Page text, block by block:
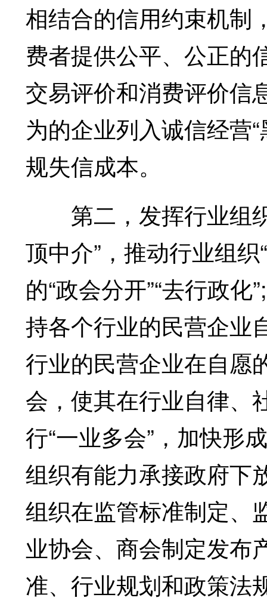
相结合的信用约束机制
费者提供公平、公正的
交易评价和消费评价信
为的企业列入诚信经营
规失信成本。
第二，发挥行业组织
顶中介”，推动行业组
的“政会分开”“去行政
持各个行业的民营企业
行业的民营企业在自愿
会，使其在行业自律、
行“一业多会”，加快形
组织有能力承接政府下
组织在监管标准制定、
业协会、商会制定发布
准、行业规划和政策法